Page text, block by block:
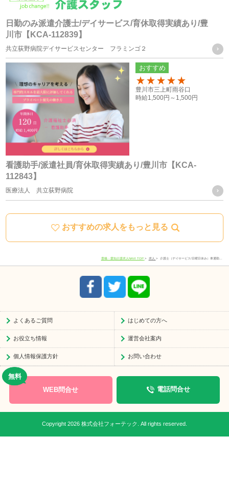
・株式会社フォーテック
統計処理されたデータの利用
当社は、提供を受けた個人情報をもとに、個人を特定できな
いよう加工した統計データを作成することがあります。個人
を特定できない統計データについては、当社は何ら制限なく
利用することができるものとします。
ご質問及びご苦情の窓口
当社における個人データの取り扱いに関するご質問やご苦情
に関しては下記の窓口にご連絡ください。
住所 愛知県豊川市宿町寺前66-1
8:30-17:30
おすすめの求人をもっと見る
日勤のみ派遣介護士/デイサービス/育休取得実績あり/豊
川市【KCA-112839】
共立荻野病院デイサービスセンター フラミンゴ２
看護助手/派遣社員/育休取得実績あり/豊川市【KCA-
112843】
医療法人 共立荻野病院
おすすめ
100
豊川市三上町雨谷口
時給1,500円～ 1,500円
豊橋・愛知介護求人NAVI TOP 求人 介護士（デイサービス/日曜日休み）車通勤…
よくあるご質問 はじめての方へ
お役立ち情報 運営会社案内
個人情報保護方針 お問い合わせ
電話問合せ
WEB問合せ
Copyright 2026 株式会社フォーテック. All rights reserved.